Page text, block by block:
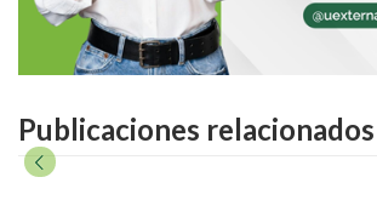
Publicaciones relacionados